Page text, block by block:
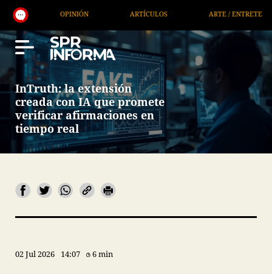
OPINIÓN ARTÍCULOS ARTE / ENTRETENIMIENTO
InTruth: la extensión
creada con IA que promete
verificar afirmaciones en
tiempo real
02 Jul 2026 14:07 6 min